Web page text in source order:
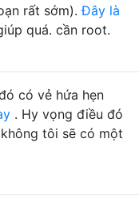
rất sớm).Đây là
quá. cần root.
có vẻ hứa hẹn
. Hy vọng điều đó
tôi sẽ có một